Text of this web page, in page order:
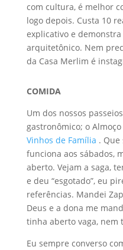
com cultura, é melhor
logo depois. Custa 10
explicativo e
arquitetônico. Nem
da Casa Merlim é
COMIDA
Um dos nossos
gastronômico; o
Vinhos de Família . Que
funciona aos sábados,
aberto. Vejam a saga,
e deu “esgotado”, eu
referências. Mandei
Deus e a dona me
tinha aberto vaga, nem
Eu sempre converso